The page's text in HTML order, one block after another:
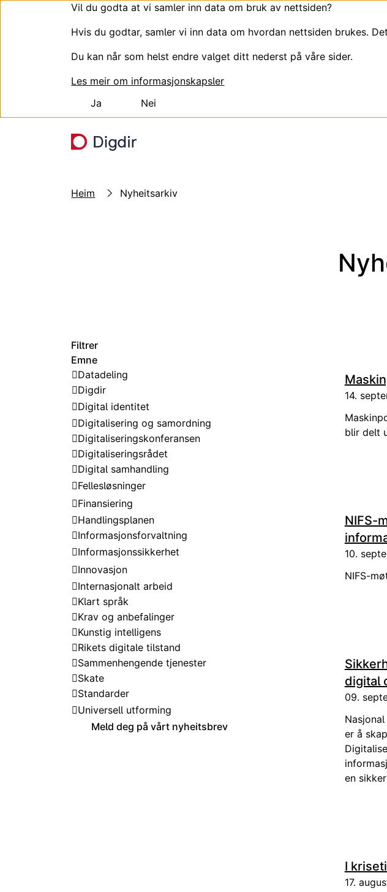
Vil du godta at vi samler inn data om bruk av nettsiden?
Hvis du godtar, samler vi inn data om hvordan nettsiden brukes.
Du kan når som helst endre valget ditt nederst på våre sider.
Les meir om informasjonskapsler
Ja
Nei
Heim Nyheitsarkiv
Filtrer
Emne
Datadeling
Digdir
Digital identitet
Digitalisering og samordning
Digitaliseringskonferansen
Digitaliseringsrådet
Digital samhandling
Fellesløsninger
Finansiering
Handlingsplanen
Informasjonsforvaltning
Informasjonssikkerhet
Innovasjon
Internasjonalt arbeid
Klart språk
Krav og anbefalinger
Kunstig intelligens
Rikets digitale tilstand
Sammenhengende tjenester
Skate
Standarder
Universell utforming
Meld deg på vårt nyheitsbrev
14.
blir delt
NIFS-
10.
NIFS-
digital
09.
er å
en
I
17.